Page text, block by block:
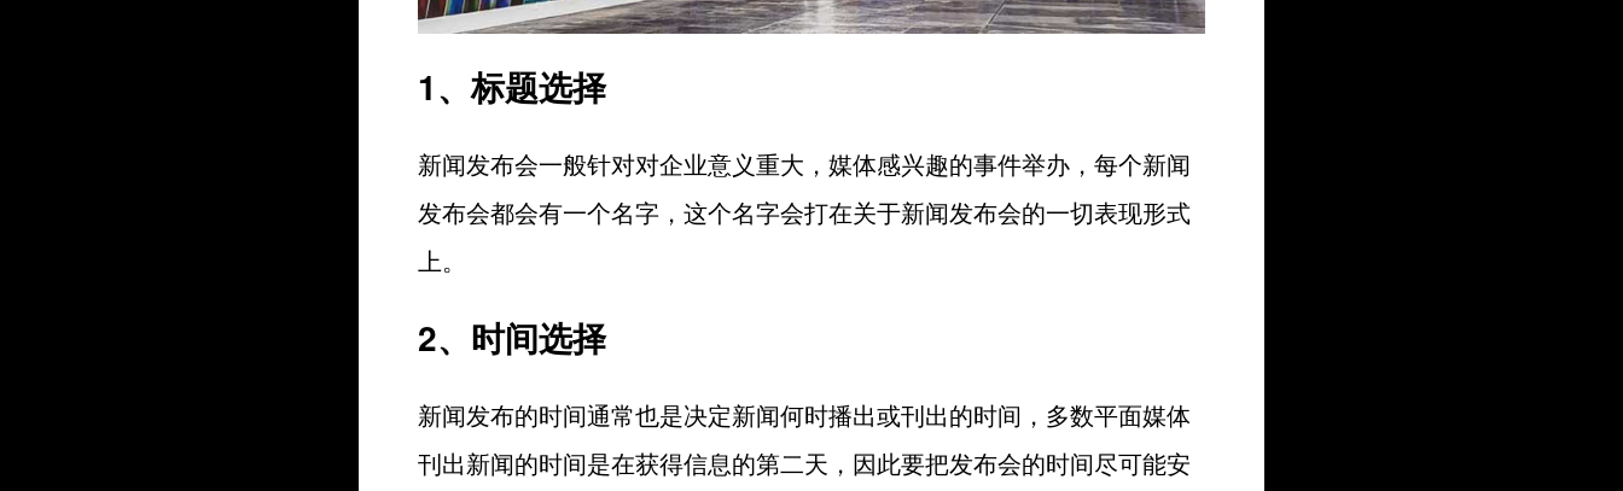
1、标题选择
新闻发布会一般针对对企业意义重大，媒体感兴趣的事件举办，每个新闻
发布会都会有一个名字，这个名字会打在关于新闻发布会的一切表现形式
上。
2、时间选择
新闻发布的时间通常也是决定新闻何时播出或刊出的时间，多数平面媒体
刊出新闻的时间是在获得信息的第二天，因此要把发布会的时间尽可能安